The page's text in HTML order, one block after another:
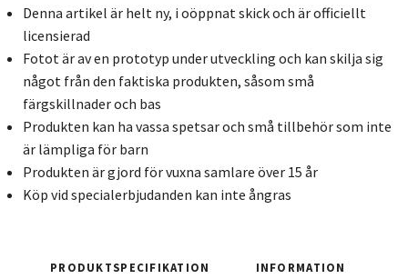
Denna artikel är helt ny, i oöppnat skick och är officiellt
licensierad
Fotot är av en prototyp under utveckling och kan skilja sig
något från den faktiska produkten, såsom små
färgskillnader och bas
Produkten kan ha vassa spetsar och små tillbehör som inte
är lämpliga för barn
Produkten är gjord för vuxna samlare över 15 år
Köp vid specialerbjudanden kan inte ångras
PRODUKTSPECIFIKATION INFORMATION